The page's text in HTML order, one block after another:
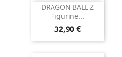
DRAGON BALL Z
Figurine...
Prix
32,90 €